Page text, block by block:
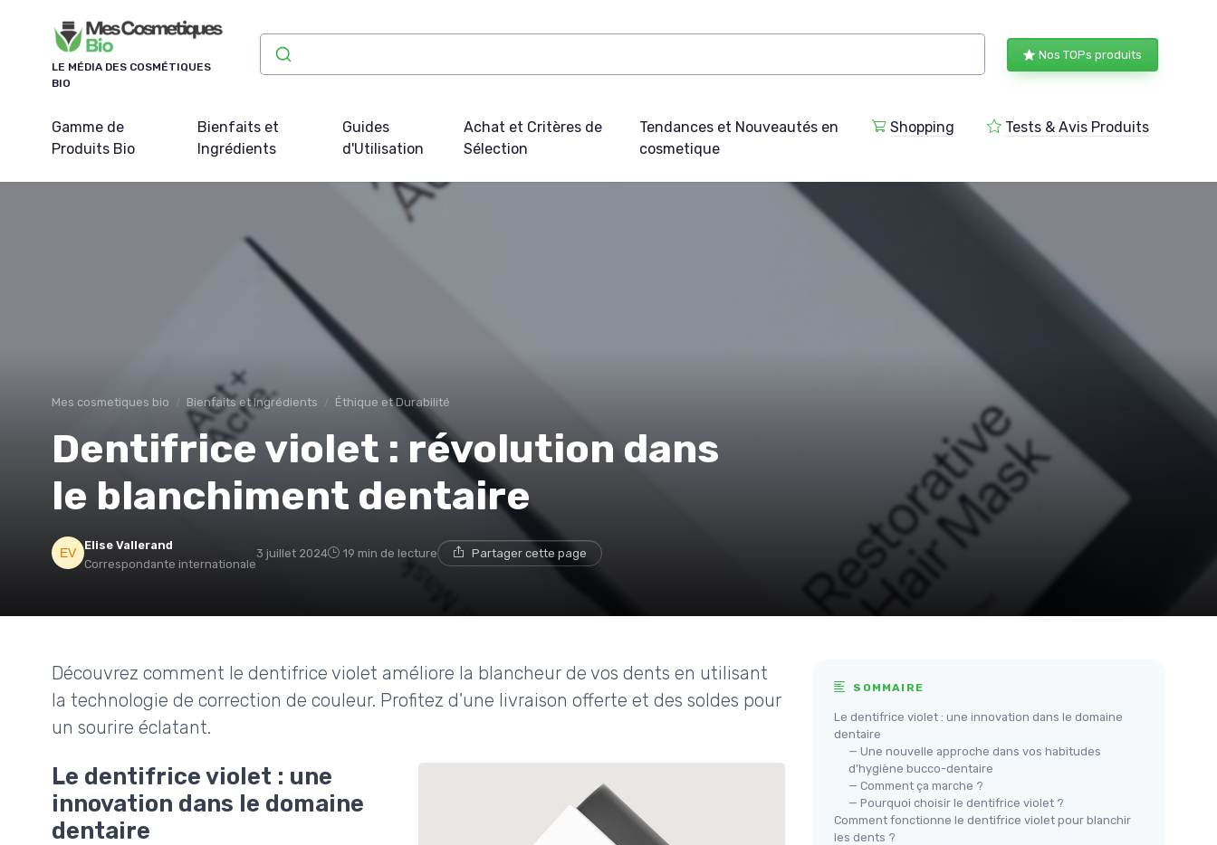
LE MÉDIA DES COSMÉTIQUES
BIO
Nos TOPs produits
Gamme de
Produits Bio
Bienfaits et
Ingrédients
Guides
d'Utilisation
Achat et Critères de
Sélection
Tendances et Nouveautés en
cosmetique
Shopping Tests & Avis Produits
Mes cosmetiques bio Bienfaits et Ingrédients Éthique et Durabilité
Dentifrice violet : révolution dans
le blanchiment dentaire
Elise Vallerand
Correspondante internationale
3 juillet 2024 19 min de lecture Partager cette page
Découvrez comment le dentifrice violet améliore la blancheur de vos dents en utilisant
la technologie de correction de couleur. Profitez d'une livraison offerte et des soldes pour
un sourire éclatant.
Le dentifrice violet : une
innovation dans le domaine
dentaire
SOMMAIRE
Le dentifrice violet : une innovation dans le domaine
dentaire
— Une nouvelle approche dans vos habitudes
d'hygiène bucco-dentaire
— Comment ça marche ?
— Pourquoi choisir le dentifrice violet ?
Comment fonctionne le dentifrice violet pour blanchir
les dents ?